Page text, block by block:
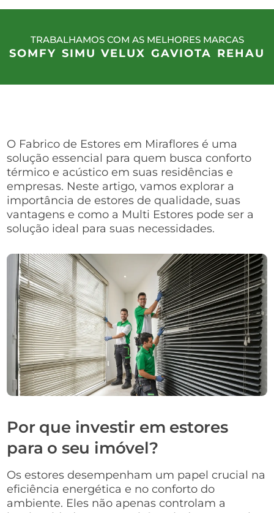
TRABALHAMOS COM AS MELHORES MARCAS
SOMFY SIMU VELUX GAVIOTA REHAU
O Fabrico de Estores em Miraflores é uma
solução essencial para quem busca conforto
térmico e acústico em suas residências e
empresas. Neste artigo, vamos explorar a
importância de estores de qualidade, suas
vantagens e como a Multi Estores pode ser a
solução ideal para suas necessidades.
Por que investir em estores
para o seu imóvel?
Os estores desempenham um papel crucial na
eficiência energética e no conforto do
ambiente. Eles não apenas controlam a